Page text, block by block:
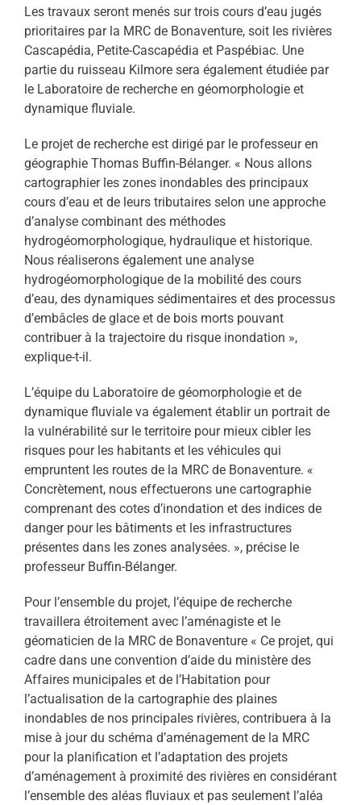
Les travaux seront menés sur trois cours d’eau jugés
prioritaires par la MRC de Bonaventure, soit les rivières
Cascapédia, Petite-Cascapédia et Paspébiac. Une
partie du ruisseau Kilmore sera également étudiée par
le Laboratoire de recherche en géomorphologie et
dynamique fluviale.
Le projet de recherche est dirigé par le professeur en
géographie Thomas Buffin-Bélanger. « Nous allons
cartographier les zones inondables des principaux
cours d’eau et de leurs tributaires selon une approche
d’analyse combinant des méthodes
hydrogéomorphologique, hydraulique et historique.
Nous réaliserons également une analyse
hydrogéomorphologique de la mobilité des cours
d’eau, des dynamiques sédimentaires et des processus
d’embâcles de glace et de bois morts pouvant
contribuer à la trajectoire du risque inondation »,
explique-t-il.
L’équipe du Laboratoire de géomorphologie et de
dynamique fluviale va également établir un portrait de
la vulnérabilité sur le territoire pour mieux cibler les
risques pour les habitants et les véhicules qui
empruntent les routes de la MRC de Bonaventure. «
Concrètement, nous effectuerons une cartographie
comprenant des cotes d’inondation et des indices de
danger pour les bâtiments et les infrastructures
présentes dans les zones analysées. », précise le
professeur Buffin-Bélanger.
Pour l’ensemble du projet, l’équipe de recherche
travaillera étroitement avec l’aménagiste et le
géomaticien de la MRC de Bonaventure « Ce projet, qui
cadre dans une convention d’aide du ministère des
Affaires municipales et de l’Habitation pour
l’actualisation de la cartographie des plaines
inondables de nos principales rivières, contribuera à la
mise à jour du schéma d’aménagement de la MRC
pour la planification et l’adaptation des projets
d’aménagement à proximité des rivières en considérant
l’ensemble des aléas fluviaux et pas seulement l’aléa